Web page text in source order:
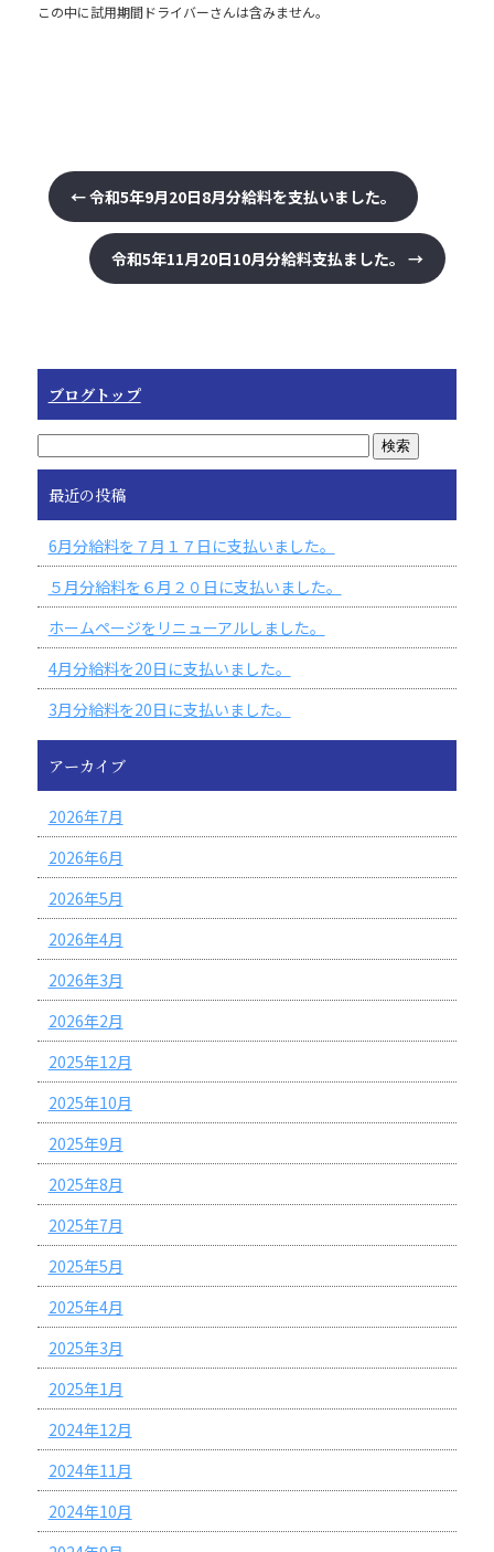
この中に試用期間ドライバーさんは含みません。
←令和5年9月20日8月分給料を支払いました。
令和5年11月20日10月分給料支払ました。→
ブログトップ
最近の投稿
6月分給料を７月１７日に支払いました。
５月分給料を６月２０日に支払いました。
ホームページをリニューアルしました。
4月分給料を20日に支払いました。
3月分給料を20日に支払いました。
アーカイブ
2026年7月
2026年6月
2026年5月
2026年4月
2026年3月
2026年2月
2025年12月
2025年10月
2025年9月
2025年8月
2025年7月
2025年5月
2025年4月
2025年3月
2025年1月
2024年12月
2024年11月
2024年10月